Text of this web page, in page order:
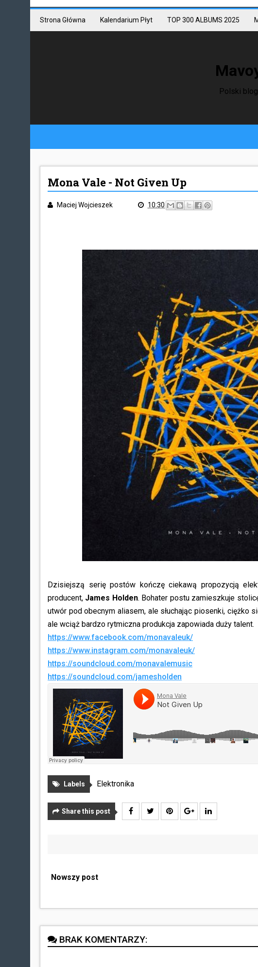
Strona Główna Kalendarium Płyt TOP 300 ALBUMS 2025
Polski
Mona Vale - Not Given Up
Maciej Wojcieszek 10:30
Dzisiejszą serię postów kończę ciekawą propozycją
producent, James Holden. Bohater postu zamieszkuje
utwór pod obecnym aliasem, ale słuchając piosenki, ciężko
ale wciąż bardzo rytmiczna produkcja zapowiada duży talent.
https://www.facebook.com/monavaleuk/
https://www.instagram.com/monavaleuk/
https://soundcloud.com/monavalemusic
https://soundcloud.com/jamesholden
Labels Elektronika
Share this post
Nowszy post
BRAK KOMENTARZY: